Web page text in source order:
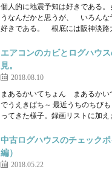
個人的に地震予知は好きである
うなんだかと思うが、 いろんな
好きである。 根底には阪神淡路
エアコンのカビとログハウ
見。
2018.08.10
まあるかいてちょん まあるかい
でうえきばち～ 最近うちのちび
ってきた様子。録画リストに加
中古ログハウスのチェック
編）
2018.05.22